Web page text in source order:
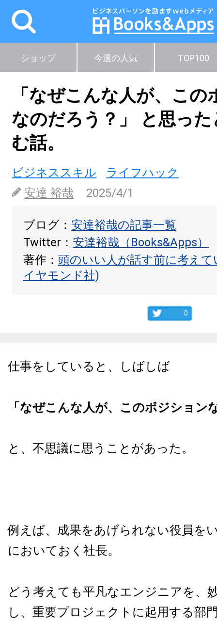
ショップ 今週の人気 TOP100
「なぜこんな人が、この
なのだろう？」 と思っ
む話。
ビジネススキル
ライフハック
安達 裕哉
2025/4/1
ブログ： 安達裕哉の記事一覧
Twitter： 安達裕哉（Books&Apps）
著作： 頭のいい人が話す前に考え
イヤモンド社)
0
仕事をしていると、しばしば
「なぜこんな人が、このポジション
と、不思議に思うことがあった。
例えば、成果をあげられない役員を
においておく社長。
どう考えても平凡なエンジニアを、
し、重要プロジェクトに起用する部